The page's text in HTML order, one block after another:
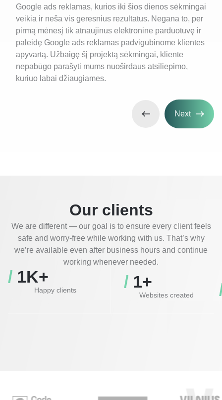
Google ads reklamas, kurios iki šios dienos sėkmingai
veikia ir neša vis geresnius rezultatus. Negana to, per
pirmą mėnesį tik atnaujinus elektronine parduotuvę ir
paleidę Google ads reklamas padvigubinome klientes
apyvartą. Užbaigę šį projektą sėkmingai, kliente
nepabūgo parašyti mums nuoširdaus atsiliepimo,
kuriuo labai džiaugiames.
Next
Our clients
We are different — our goal is to ensure every client feels
safe and worry-free while working with us. That’s why
we’re available even after business hours and continue
working whenever needed.
Happy clients
/ 1K+
Websites created
/ 1+